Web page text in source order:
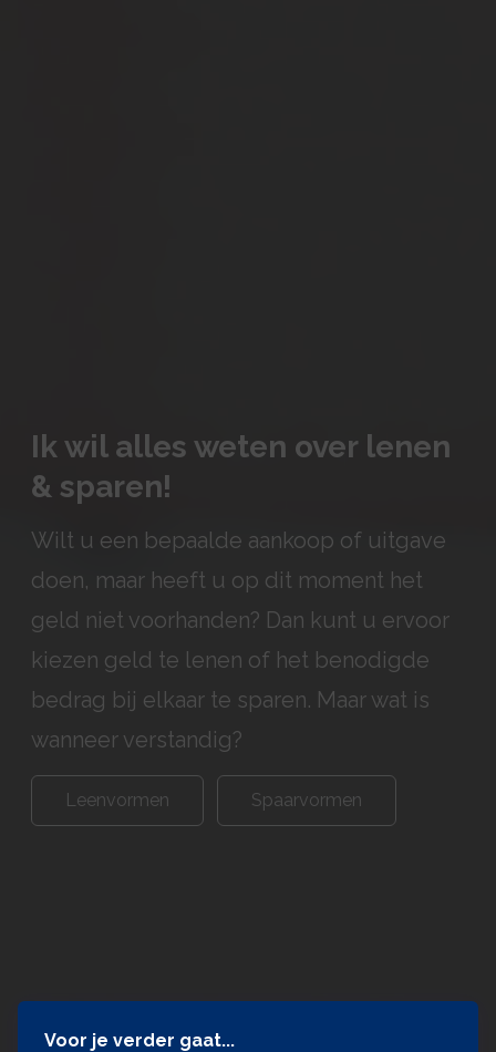
Ik wil alles weten over lenen
& sparen!
Wilt u een bepaalde aankoop of uitgave
doen, maar heeft u op dit moment het
geld niet voorhanden? Dan kunt u ervoor
kiezen geld te lenen of het benodigde
bedrag bij elkaar te sparen. Maar wat is
wanneer verstandig?
Leenvormen Spaarvormen
Voor je verder gaat...